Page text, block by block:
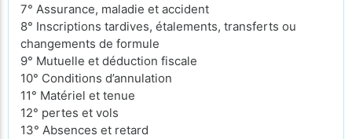
7° Assurance, maladie et accident
8° Inscriptions tardives, étalements, transferts ou
changements de formule
9° Mutuelle et déduction fiscale
10° Conditions d’annulation
11° Matériel et tenue
12° pertes et vols
13° Absences et retard